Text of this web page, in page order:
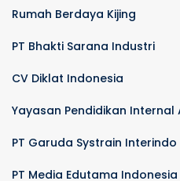
Rumah Berdaya Kijing
PT Bhakti Sarana Industri
CV Diklat Indonesia
Yayasan Pendidikan Internal
PT Garuda Systrain Interindo
PT Media Edutama Indonesia